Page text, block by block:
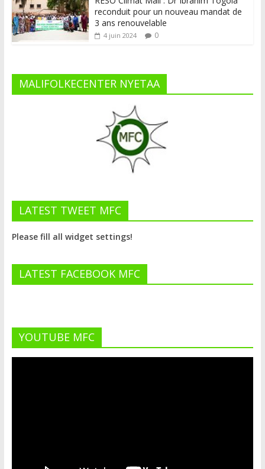
reconduit pour un nouveau mandat de
3 ans renouvelable
4 juin 2024 0
MALIFOLKECENTER NYETAA
LATEST TWEET MFC
Please fill all widget settings!
LATEST FACEBOOK MFC
YOUTUBE MFC